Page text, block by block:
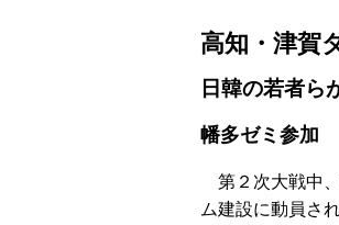
高知・津賀
日韓の若者ら
幡多ゼミ参加
第２次大戦中
ム建設に動員さ